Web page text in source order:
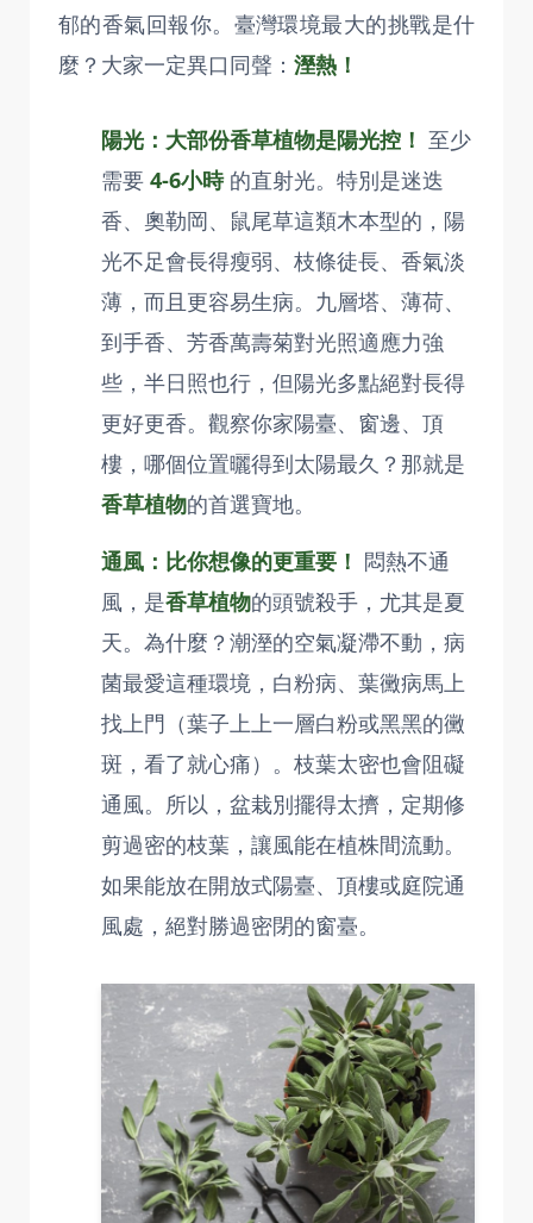
郁的香氣回報你。臺灣環境最大的挑戰是什
麼？大家一定異口同聲： 溼熱！
陽光：大部份香草植物是陽光控！ 至少
需要 4-6小時的直射光。特別是迷迭
香、奧勒岡、鼠尾草這類木本型的，陽
光不足會長得瘦弱、枝條徒長、香氣淡
薄，而且更容易生病。九層塔、薄荷、
到手香、芳香萬壽菊對光照適應力強
些，半日照也行，但陽光多點絕對長得
更好更香。觀察你家陽臺、窗邊、頂
樓，哪個位置曬得到太陽最久？那就是
香草植物的首選寶地。
通風：比你想像的更重要！ 悶熱不通
風，是香草植物的頭號殺手，尤其是夏
天。為什麼？潮溼的空氣凝滯不動，病
菌最愛這種環境，白粉病、葉黴病馬上
找上門（葉子上上一層白粉或黑黑的黴
斑，看了就心痛）。枝葉太密也會阻礙
通風。所以，盆栽別擺得太擠，定期修
剪過密的枝葉，讓風能在植株間流動。
如果能放在開放式陽臺、頂樓或庭院通
風處，絕對勝過密閉的窗臺。